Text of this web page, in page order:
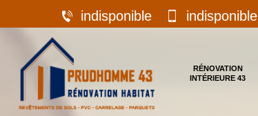
indisponible indisponible
RÉNOVATION
INTÉRIEURE 43